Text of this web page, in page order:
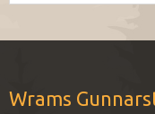
Wrams